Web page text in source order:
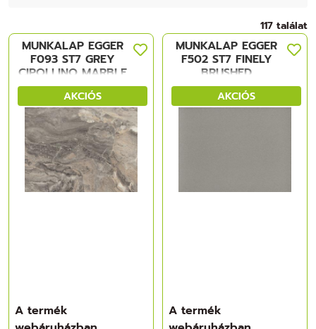
117 találat
AKCIÓS
MUNKALAP EGGER
F093 ST7 GREY
CIPOLLINO MARBLE
4100x600x38mm
A termék
AKCIÓS
MUNKALAP EGGER
F502 ST7 FINELY
BRUSHED
ALUMINIUM
4100x600x38mm
A termék